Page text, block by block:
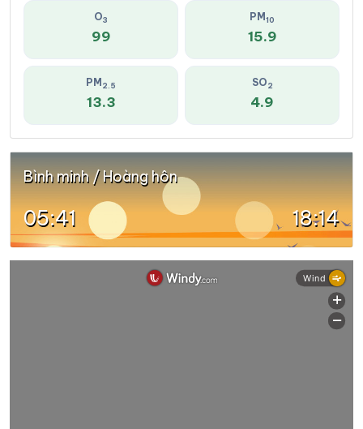
O3
99
PM 10
15.9
PM 2.5
13.3
SO2
4.9
Bình minh / Hoàng hôn
05:41 18:14